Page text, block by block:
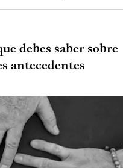
debes saber sobre
antecedentes